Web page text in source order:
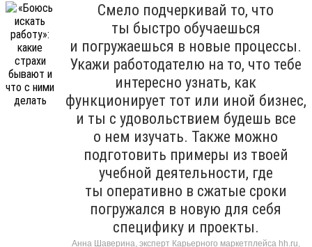
Смело подчеркивай то, что
ты быстро обучаешься
и погружаешься в новые процессы.
Укажи работодателю на то, что тебе
интересно узнать, как
функционирует тот или иной бизнес,
и ты с удовольствием будешь все
о нем изучать. Также можно
подготовить примеры из твоей
учебной деятельности, где
ты оперативно в сжатые сроки
погружался в новую для себя
специфику и проекты.
Анна Шаверина, эксперт Карьерного маркетплейса hh.ru,